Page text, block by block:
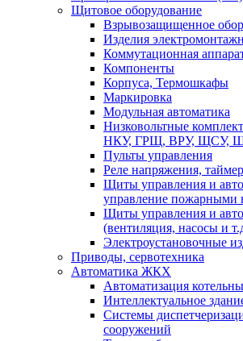
Щитовое оборудование
Взрывозащищенное
Изделия
Коммутационная
Компоненты
Корпуса, Термошкафы
Маркировка
Модульная автоматика
Низковольтные
НКУ, ГРЩ, ВРУ, ЩСУ,
Пульты управления
Реле напряжения,
Щиты управления и
управление пожарными
Щиты управления и
(вентиляция, насосы и
Электроустановочные
Приводы, сервотехника
Автоматика ЖКХ
Автоматизация
Интеллектуальное
Системы
сооружений